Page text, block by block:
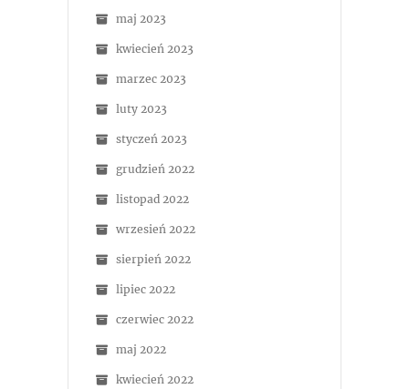
maj 2023
kwiecień 2023
marzec 2023
luty 2023
styczeń 2023
grudzień 2022
listopad 2022
wrzesień 2022
sierpień 2022
lipiec 2022
czerwiec 2022
maj 2022
kwiecień 2022